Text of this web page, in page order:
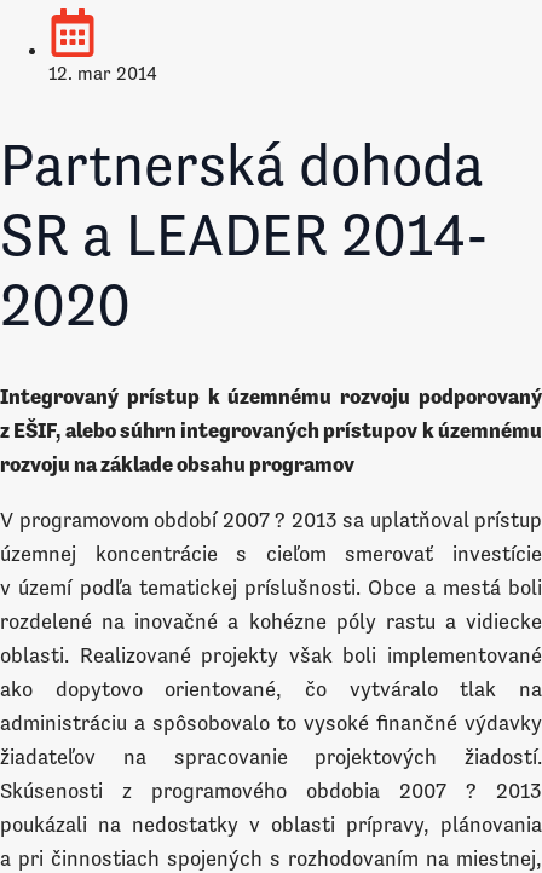
12. mar 2014
Partnerská dohoda
SR a LEADER 2014-
2020
Integrovaný prístup k územnému rozvoju podporovaný
z EŠIF, alebo súhrn integrovaných prístupov k územnému
rozvoju na základe obsahu programov
V programovom období 2007 ? 2013 sa uplatňoval prístup
územnej koncentrácie s cieľom smerovať investície
v území podľa tematickej príslušnosti. Obce a mestá boli
rozdelené na inovačné a kohézne póly rastu a vidiecke
oblasti. Realizované projekty však boli implementované
ako dopytovo orientované, čo vytváralo tlak na
administráciu a spôsobovalo to vysoké finančné výdavky
žiadateľov na spracovanie projektových žiadostí.
Skúsenosti z programového obdobia 2007 ? 2013
poukázali na nedostatky v oblasti prípravy, plánovania
a pri činnostiach spojených s rozhodovaním na miestnej,